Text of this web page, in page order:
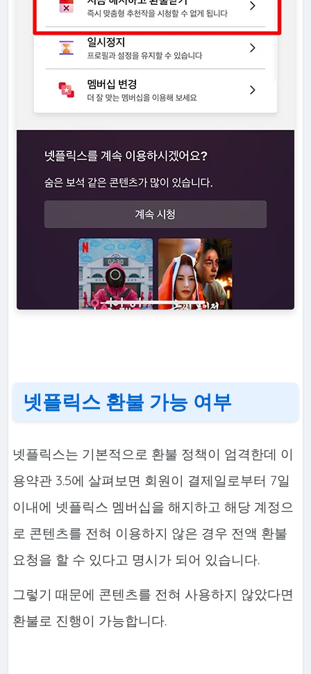
넷플릭스 환불 가능 여부
넷플릭스는 기본적으로 환불 정책이 엄격한데 이
용약관 3.5에 살펴보면 회원이 결제일로부터 7일
이내에 넷플릭스 멤버십을 해지하고 해당 계정으
로 콘텐츠를 전혀 이용하지 않은 경우 전액 환불
요청을 할 수 있다고 명시가 되어 있습니다.
그렇기 때문에 콘텐츠를 전혀 사용하지 않았다면
환불로 진행이 가능합니다.